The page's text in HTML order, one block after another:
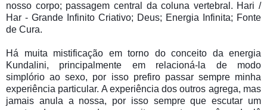
nosso corpo; passagem central da coluna vertebral. Hari /
Har - Grande Infinito Criativo; Deus; Energia Infinita; Fonte
de Cura.
Há muita mistificação em torno do conceito da energia
Kundalini, principalmente em relacioná-la de modo
simplório ao sexo, por isso prefiro passar sempre minha
experiência particular. A experiência dos outros agrega, mas
jamais anula a nossa, por isso sempre que escutar um